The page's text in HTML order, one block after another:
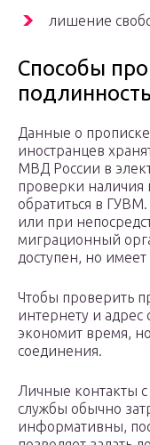
лишение
Способы
подлинность
Данные о
иностранцев
МВД России в
проверки наличия
обратиться в
или при
миграционный
доступен, но
Чтобы проверить
интернету и адрес
экономит время,
соединения.
Личные контакты
службы обычно
информативны,